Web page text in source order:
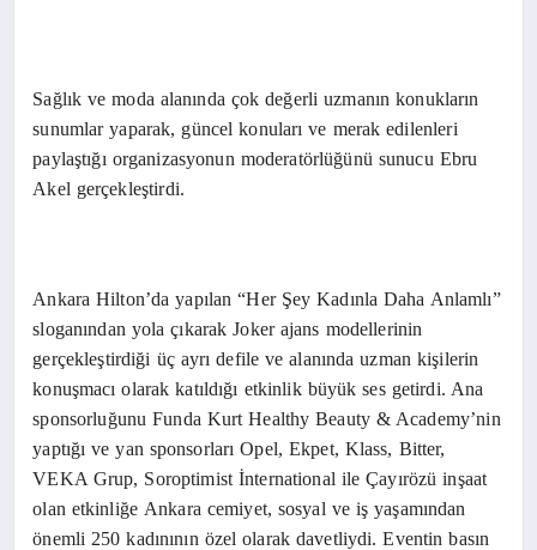
Sağlık ve moda alanında çok değerli uzmanın konukların
sunumlar yaparak, güncel konuları ve merak edilenleri
paylaştığı organizasyonun moderatörlüğünü sunucu Ebru
Akel gerçekleştirdi.
Ankara Hilton’da yapılan “Her Şey Kadınla Daha Anlamlı”
sloganından yola çıkarak Joker ajans modellerinin
gerçekleştirdiği üç ayrı defile ve alanında uzman kişilerin
konuşmacı olarak katıldığı etkinlik büyük ses getirdi. Ana
sponsorluğunu Funda Kurt Healthy Beauty & Academy’nin
yaptığı ve yan sponsorları Opel, Ekpet, Klass, Bitter,
VEKA Grup, Soroptimist İnternational ile Çayırözü inşaat
olan etkinliğe Ankara cemiyet, sosyal ve iş yaşamından
önemli 250 kadınının özel olarak davetliydi. Eventin basın